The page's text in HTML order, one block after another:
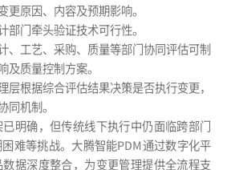
更原因、内容及预期影响。
部门牵头验证技术可行性。
、工艺、采购、质量等部门协同评估可制
及质量控制方案。
层根据综合评估结果决策是否执行变更，
同机制。
明确，但传统线下执行中仍面临跨部门
难等挑战。大腾智能PDM通过数字化平
据深度整合，为变更管理提供全流程支